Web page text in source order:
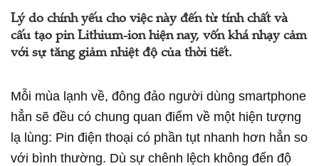
Lý do chính yếu cho việc này đến từ tính chất và
cấu tạo pin Lithium-ion hiện nay, vốn khá nhạy cảm
với sự tăng giảm nhiệt độ của thời tiết.
Mỗi mùa lạnh về, đông đảo người dùng smartphone
hẳn sẽ đều có chung quan điểm về một hiện tượng
lạ lùng: Pin điện thoại có phần tụt nhanh hơn hẳn so
với bình thường. Dù sự chênh lệch không đến độ